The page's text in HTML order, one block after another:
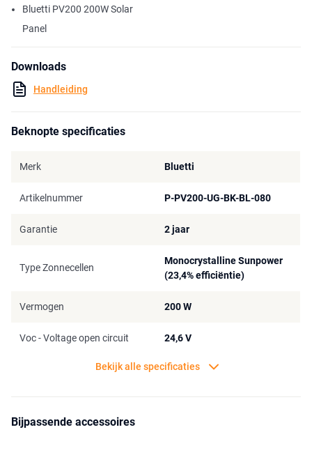
totale oppervlakte van 211 x 61 cm. Opgevouwen is hij slechts 61 x
zonnecellen met een hoge efficiëntie van 23,4%.
Tijdens goede weersomstandigheden kan het 200W paneel van
wordt het zonnepaneel geleverd met een 1,5 meter MC4 kabel. Via
Bluetti PV200 200W Solar
Panel
Downloads
Handleiding
Beknopte specificaties
Merk Bluetti
Artikelnummer P-PV200-UG-BK-BL-080
Garantie 2 jaar
Type Zonnecellen
Monocrystalline Sunpower
(23,4% efficiëntie)
Vermogen 200 W
Voc - Voltage open circuit 24,6 V
Bekijk alle specificaties
Bijpassende accessoires